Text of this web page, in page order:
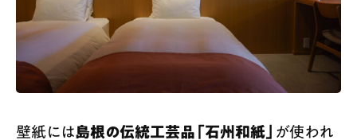
壁紙には島根の伝統工芸品「石州和紙」
が使われ